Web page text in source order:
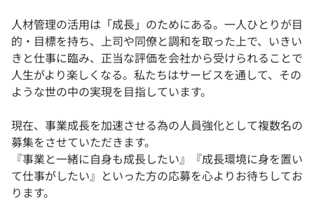
人材管理の活用は「成長」のためにある。一人ひとりが目
的・目標を持ち、上司や同僚と調和を取った上で、いきい
きと仕事に臨み、正当な評価を会社から受けられることで
人生がより楽しくなる。私たちはサービスを通して、その
ような世の中の実現を目指しています。
現在、事業成長を加速させる為の人員強化として複数名の
募集をさせていただきます。
『事業と一緒に自身も成長したい』『成長環境に身を置い
て仕事がしたい』といった方の応募を心よりお待ちしてお
ります。